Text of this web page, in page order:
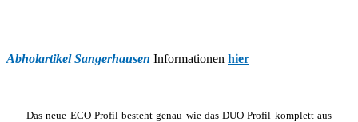
Abholartikel Sangerhausen Informationen hier
Das neue ECO Profil besteht genau wie das DUO Profil komplett aus